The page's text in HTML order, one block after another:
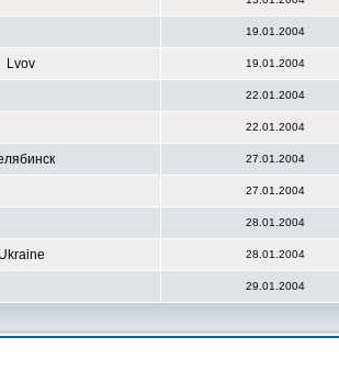
19.01.2004
Lvov 19.01.2004
22.01.2004
22.01.2004
27.01.2004
27.01.2004
28.01.2004
Ukraine 28.01.2004
29.01.2004